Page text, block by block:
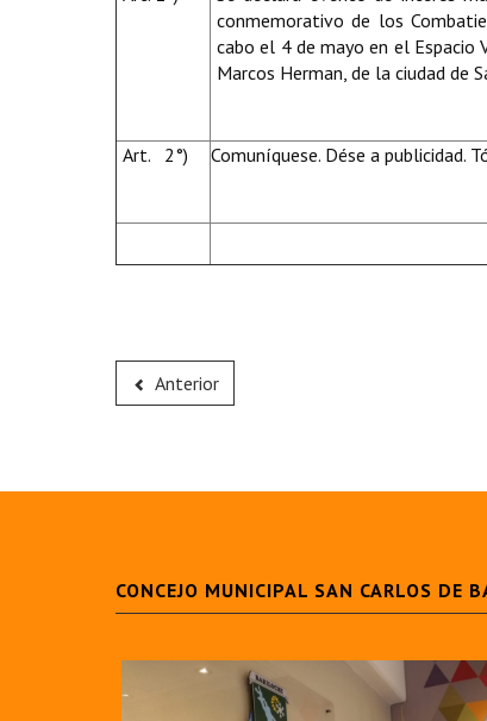
conmemorativo de los
cabo el 4 de mayo en el Espacio
Marcos Herman, de la ciudad de
Art. 2°) Comuníquese. Dése a publicidad.
Anterior
CONCEJO MUNICIPAL SAN CARLOS DE